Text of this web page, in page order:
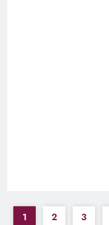
1 2 3